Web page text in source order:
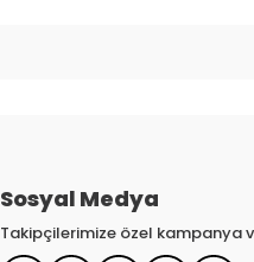
Sosyal Medya
Takipçilerimize özel kampanya